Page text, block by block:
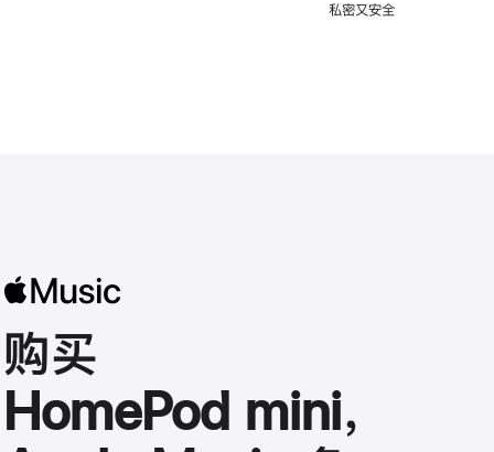
私密又安全
购买
HomePod mini，